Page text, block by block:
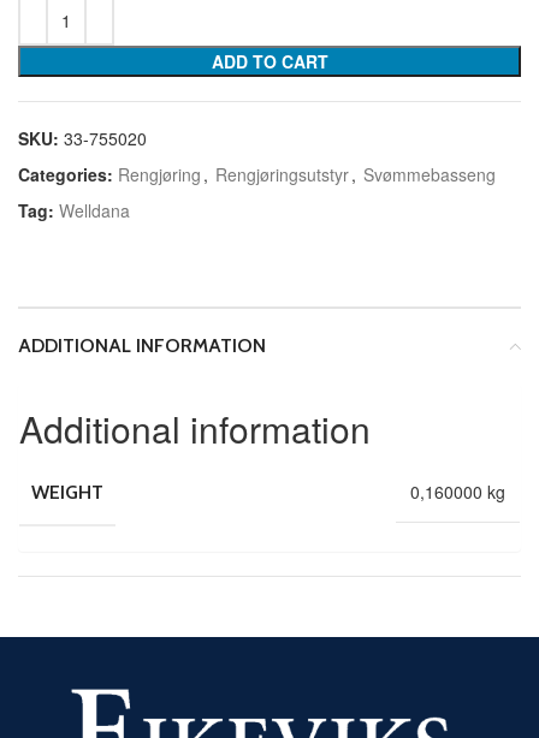
ADD TO CART
SKU: 33-755020
Categories: Rengjøring , Rengjøringsutstyr, Svømmebasseng
Tag: Welldana
ADDITIONAL INFORMATION
Additional information
WEIGHT 0,160000 kg